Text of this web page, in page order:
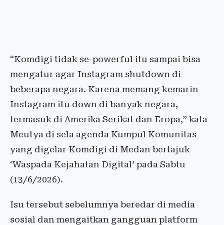
“Komdigi tidak se-powerful itu sampai bisa
mengatur agar Instagram shutdown di
beberapa negara. Karena memang kemarin
Instagram itu down di banyak negara,
termasuk di Amerika Serikat dan Eropa,” kata
Meutya di sela agenda Kumpul Komunitas
yang digelar Komdigi di Medan bertajuk
‘Waspada Kejahatan Digital’ pada Sabtu
(13/6/2026).
Isu tersebut sebelumnya beredar di media
sosial dan mengaitkan gangguan platform